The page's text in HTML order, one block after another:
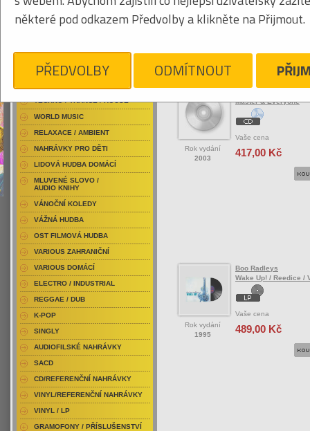
ROCK/POP
Rok vydání
2003
Master & Everyone
Vaše cena
417,00 Kč
Rok vydání
1995
Boo Radleys
Wake Up! / Reedice /
Vaše cena
489,00 Kč
RAP / HIP HOP DOMÁCÍ
RAP / HIP HOP ZAHRANIČNÍ
DVD / HUDBA
PUNK / HARDCORE
TECHNO / TRANCE / HOUSE
WORLD MUSIC
RELAXACE / AMBIENT
NAHRÁVKY PRO DĚTI
LIDOVÁ HUDBA DOMÁCÍ
MLUVENÉ SLOVO /
AUDIO KNIHY
VÁNOČNÍ KOLEDY
VÁŽNÁ HUDBA
OST FILMOVÁ HUDBA
VARIOUS ZAHRANIČNÍ
VARIOUS DOMÁCÍ
ELECTRO / INDUSTRIAL
REGGAE / DUB
K-POP
SINGLY
AUDIOFILSKÉ NAHRÁVKY
SACD
CD/REFERENČNÍ NAHRÁVKY
VINYL/REFERENČNÍ NAHRÁVKY
VINYL / LP
GRAMOFONY / PŘÍSLUŠENSTVÍ
některé pod odkazem Předvolby a klikněte na Přijmout.
PŘEDVOLBY ODMÍTNOUT